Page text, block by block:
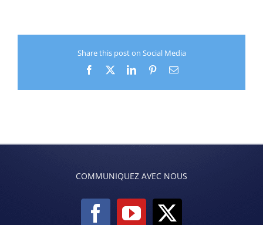
Share this post on Social Media
Facebook LinkedInPinterestEmail
COMMUNIQUEZ AVEC NOUS